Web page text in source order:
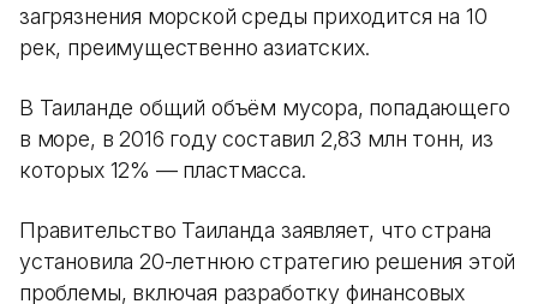
загрязнения морской среды приходится на 10
рек, преимущественно азиатских.
В Таиланде общий объём мусора, попадающего
в море, в 2016 году составил 2,83 млн тонн, из
которых 12% — пластмасса.
Правительство Таиланда заявляет, что страна
установила 20-летнюю стратегию решения этой
проблемы, включая разработку финансовых